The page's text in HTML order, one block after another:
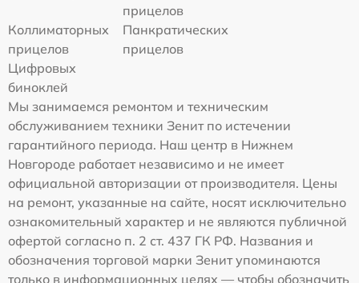
прицелов
Коллиматорных
прицелов
Панкратических
прицелов
Цифровых
биноклей
Мы занимаемся ремонтом и техническим
обслуживанием техники Зенит по истечении
гарантийного периода. Наш центр в Нижнем
Новгороде работает независимо и не имеет
официальной авторизации от производителя. Цены
на ремонт, указанные на сайте, носят исключительно
ознакомительный характер и не являются публичной
офертой согласно п. 2 ст. 437 ГК РФ. Названия и
обозначения торговой марки Зенит упоминаются
только в информационных целях — чтобы обозначить